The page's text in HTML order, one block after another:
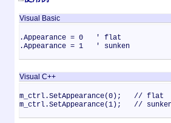
Visual Basic
.Appearance = 0 ' flat
.Appearance = 1 ' sunken
Visual C++
m_ctrl.SetAppearance(0); // flat
m_ctrl.SetAppearance(1); //